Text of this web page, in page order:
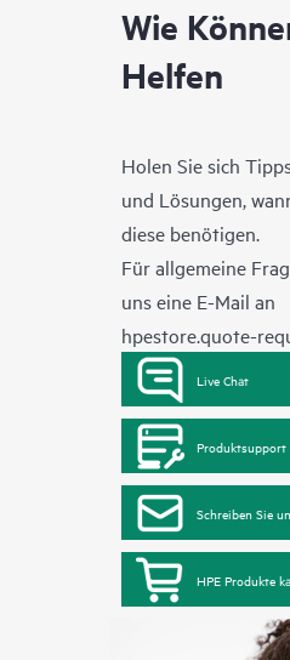
Wie
Helfen
Holen Sie sich
und Lösungen,
diese benötigen.
Für allgemeine
uns eine E-Mail an
hpestore.quote-
Live Chat
Produktsupport
Schreiben Sie
HPE Produkte